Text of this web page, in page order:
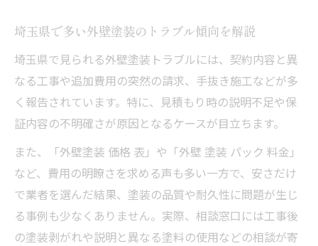
埼玉県で多い外壁塗装のトラブル傾向を解説
埼玉県で見られる外壁塗装トラブルには、契約内容と異
なる工事や追加費用の突然の請求、手抜き施工などが多
く報告されています。特に、見積もり時の説明不足や保
証内容の不明確さが原因となるケースが目立ちます。
また、「外壁塗装 価格 表」や「外壁 塗装 パック 料金」
など、費用の明瞭さを求める声も多い一方で、安さだけ
で業者を選んだ結果、塗装の品質や耐久性に問題が生じ
る事例も少なくありません。実際、相談窓口には工事後
の塗装剥がれや説明と異なる塗料の使用などの相談が寄